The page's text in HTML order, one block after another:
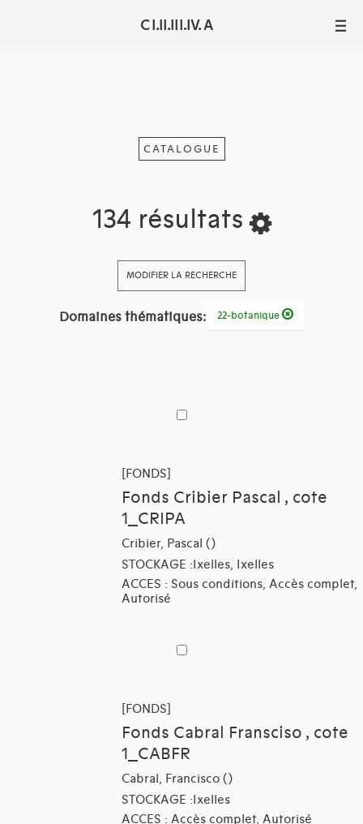
C I.II.III.IV. A III
CATALOGUE
134 résultats
MODIFIER LA RECHERCHE
Domaines thématiques: 22-botanique
[FONDS]
Fonds Cribier Pascal , cote
1_CRIPA
Cribier, Pascal ()
STOCKAGE :Ixelles, Ixelles
ACCES : Sous conditions, Accès complet,
Autorisé
[FONDS]
Fonds Cabral Fransciso , cote
1_CABFR
Cabral, Francisco ()
STOCKAGE :Ixelles
ACCES : Accès complet, Autorisé